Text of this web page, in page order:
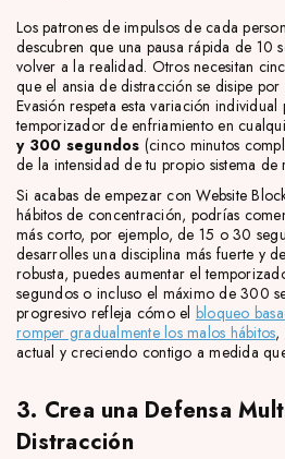
Los patrones de impulsos de cada
descubren que una pausa rápida de 10
volver a la realidad. Otros necesitan
que el ansia de distracción se disipe
Evasión respeta esta variación
temporizador de enfriamiento en
y 300 segundos (cinco minutos
de la intensidad de tu propio sistema de
Si acabas de empezar con Website
hábitos de concentración, podrías
más corto, por ejemplo, de 15 o 30
desarrolles una disciplina más fuerte y
robusta, puedes aumentar el
segundos o incluso el máximo de 300
progresivo refleja cómo el bloqueo
romper gradualmente los malos hábitos,
actual y creciendo contigo a medida
3. Crea una Defensa
Distracción